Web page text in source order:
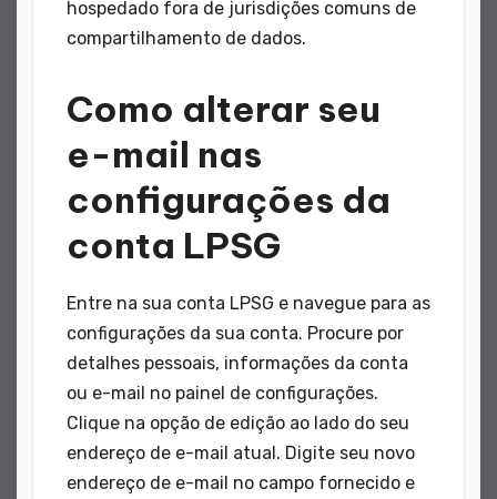
hospedado fora de jurisdições comuns de
compartilhamento de dados.
Como alterar seu
e-mail nas
configurações da
conta LPSG
Entre na sua conta LPSG e navegue para as
configurações da sua conta. Procure por
detalhes pessoais, informações da conta
ou e-mail no painel de configurações.
Clique na opção de edição ao lado do seu
endereço de e-mail atual. Digite seu novo
endereço de e-mail no campo fornecido e